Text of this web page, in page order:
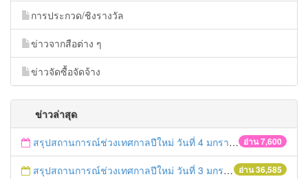
การประกวด/ชิงรางวัล
ข่าวจากสือต่าง ๆ
ข่าวจัดซื้อจัดจ้าง
ข่าวล่าสุด
อ่าน 7,600
สรุปสถานการณ์ช่วงเทศกาลปีใหม่ วันที่ 4 มกราคม 2559
อ่าน 36,585
สรุปสถานการณ์ช่วงเทศกาลปีใหม่ วันที่ 3 มกราคม 2559